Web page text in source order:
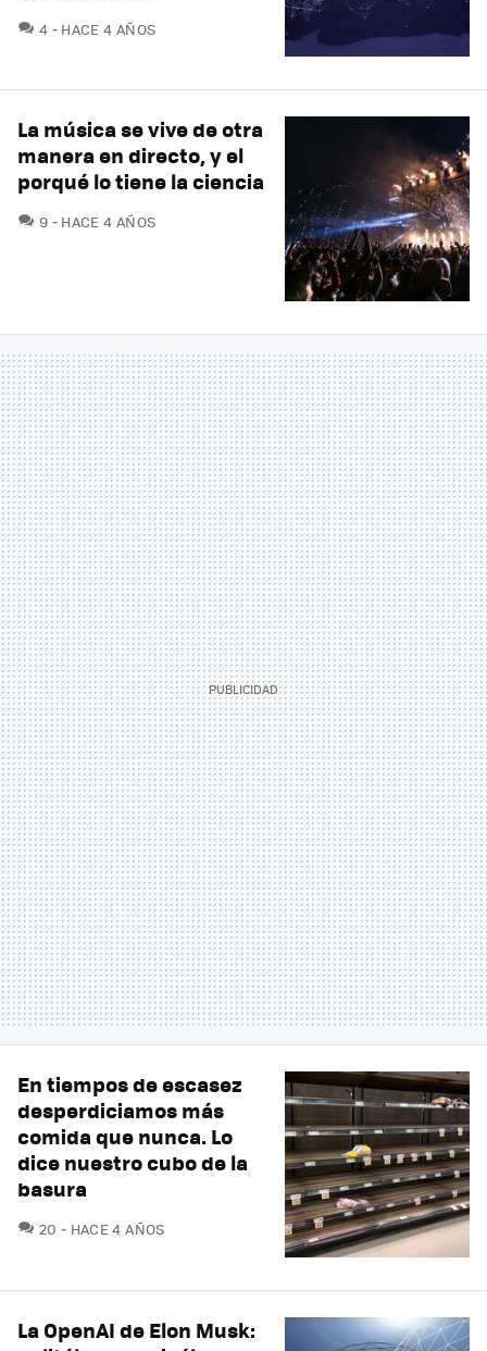
4 COMENTARIOS
HACE 4 AÑOS
La música se vive de otra
manera en directo, y el
porqué lo tiene la ciencia
9 COMENTARIOS
HACE 4 AÑOS
En tiempos de escasez
desperdiciamos más
comida que nunca. Lo
dice nuestro cubo de la
basura
20 COMENTARIOS
HACE 4 AÑOS
La OpenAI de Elon Musk: